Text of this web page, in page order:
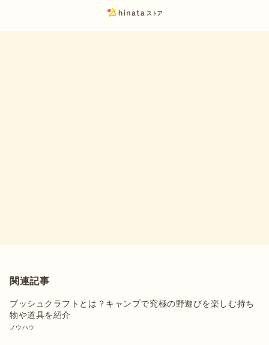
関連記事
ブッシュクラフトとは？キャンプで究極の野遊びを楽しむ持ち
物や道具を紹介
ノウハウ